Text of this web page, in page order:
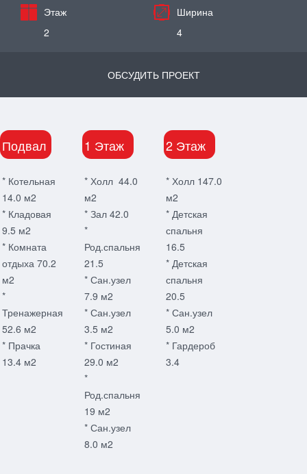
Этаж
2
Ширина
4
ОБСУДИТЬ ПРОЕКТ
Подвал
* Котельная
14.0 м2
* Кладовая
9.5 м2
* Комната
отдыха 70.2
м2
*
Тренажерная
52.6 м2
* Прачка
13.4 м2
1 Этаж
* Холл 44.0
м2
* Зал 42.0
*
Род.спальня
21.5
* Сан.узел
7.9 м2
* Сан.узел
3.5 м2
* Гостиная
29.0 м2
*
Род.спальня
19 м2
* Сан.узел
8.0 м2
2 Этаж
* Холл 147.0
м2
* Детская
спальня
16.5
* Детская
спальня
20.5
* Сан.узел
5.0 м2
* Гардероб
3.4